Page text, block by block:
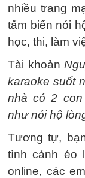
nhiều trang
tấm biến nói
học, thi, làm
Tài khoản
karaoke suốt
nhà có 2 con
như nói hộ
Tương tự,
tình cảnh éo
online, các